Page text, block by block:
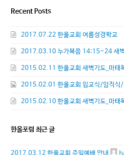
Recent Posts
2017.07.22 한올교회 여름성경학교
2017.03.10 누가복음 14:15~24 새
2015.02.11 한올교회 새벽기도_마태
2015.02.01 한올교회 입교식/임직식/
2015.02.10 한올교회 새벽기도_마태
한올포럼 최근 글
2017.03.12 한올교회 주일예배 안내